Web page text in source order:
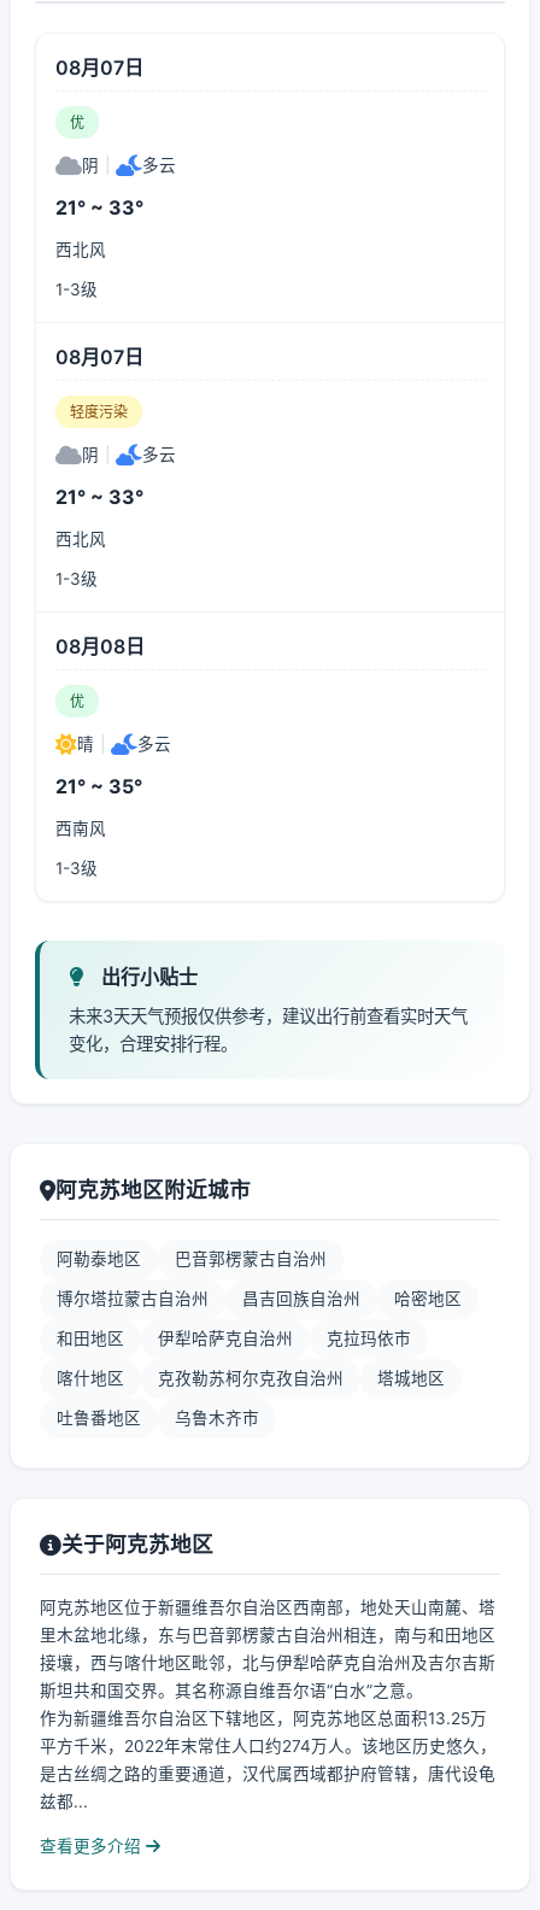
08月07日
优
阴 多云
21° ~ 33°
西北风
1-3级
08月07日
轻度污染
阴 多云
21° ~ 33°
西北风
1-3级
08月08日
优
晴 多云
21° ~ 35°
西南风
1-3级
出行小贴士
未来3天天气预报仅供参考，建议出行前查看实时天气
变化，合理安排行程。
阿克苏地区附近城市
阿勒泰地区 巴音郭楞蒙古自治州
博尔塔拉蒙古自治州 昌吉回族自治州 哈密地区
和田地区 伊犁哈萨克自治州 克拉玛依市
喀什地区 克孜勒苏柯尔克孜自治州 塔城地区
吐鲁番地区 乌鲁木齐市
关于阿克苏地区
阿克苏地区位于新疆维吾尔自治区西南部，地处天山南麓、塔
里木盆地北缘，东与巴音郭楞蒙古自治州相连，南与和田地区
接壤，西与喀什地区毗邻，北与伊犁哈萨克自治州及吉尔吉斯
斯坦共和国交界。其名称源自维吾尔语“白水”之意。
作为新疆维吾尔自治区下辖地区，阿克苏地区总面积13.25万
平方千米，2022年末常住人口约274万人。该地区历史悠久，
是古丝绸之路的重要通道，汉代属西域都护府管辖，唐代设龟
兹都...
查看更多介绍